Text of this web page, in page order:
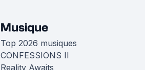
Musique
Top 2026 musiques
CONFESSIONS II
Reality Awaits